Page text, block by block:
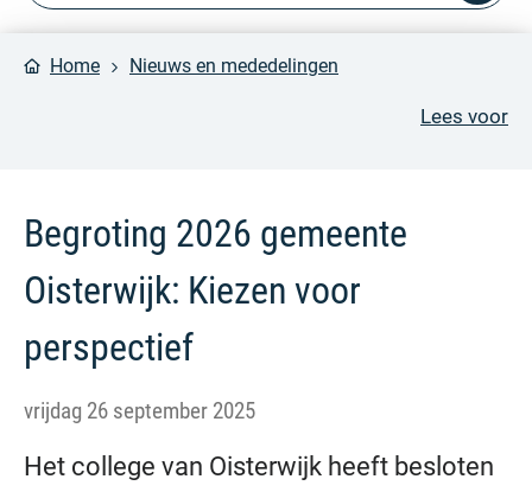
Home Nieuws en mededelingen
Lees voor
Begroting 2026 gemeente
Oisterwijk: Kiezen voor
perspectief
vrijdag 26 september 2025
Het college van Oisterwijk heeft besloten